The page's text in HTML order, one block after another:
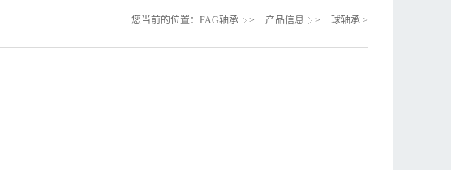
您当前的位置： FAG轴承 > 产品信息 > 球轴承 >